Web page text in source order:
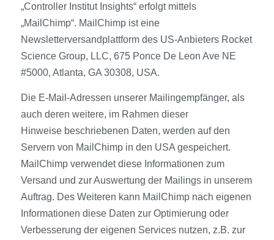
„Controller Institut Insights“ erfolgt mittels
„MailChimp“. MailChimp ist eine
Newsletterversandplattform des US-Anbieters Rocket
Science Group, LLC, 675 Ponce De Leon Ave NE
#5000, Atlanta, GA 30308, USA.
Die E-Mail-Adressen unserer Mailingempfänger, als
auch deren weitere, im Rahmen dieser
Hinweise beschriebenen Daten, werden auf den
Servern von MailChimp in den USA gespeichert.
MailChimp verwendet diese Informationen zum
Versand und zur Auswertung der Mailings in unserem
Auftrag. Des Weiteren kann MailChimp nach eigenen
Informationen diese Daten zur Optimierung oder
Verbesserung der eigenen Services nutzen, z.B. zur